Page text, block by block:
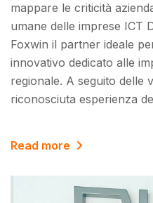
mappare le criticità
umane delle imprese ICT
Foxwin il partner ideale
innovativo dedicato alle
regionale. A seguito delle
riconosciuta esperienza
Read more